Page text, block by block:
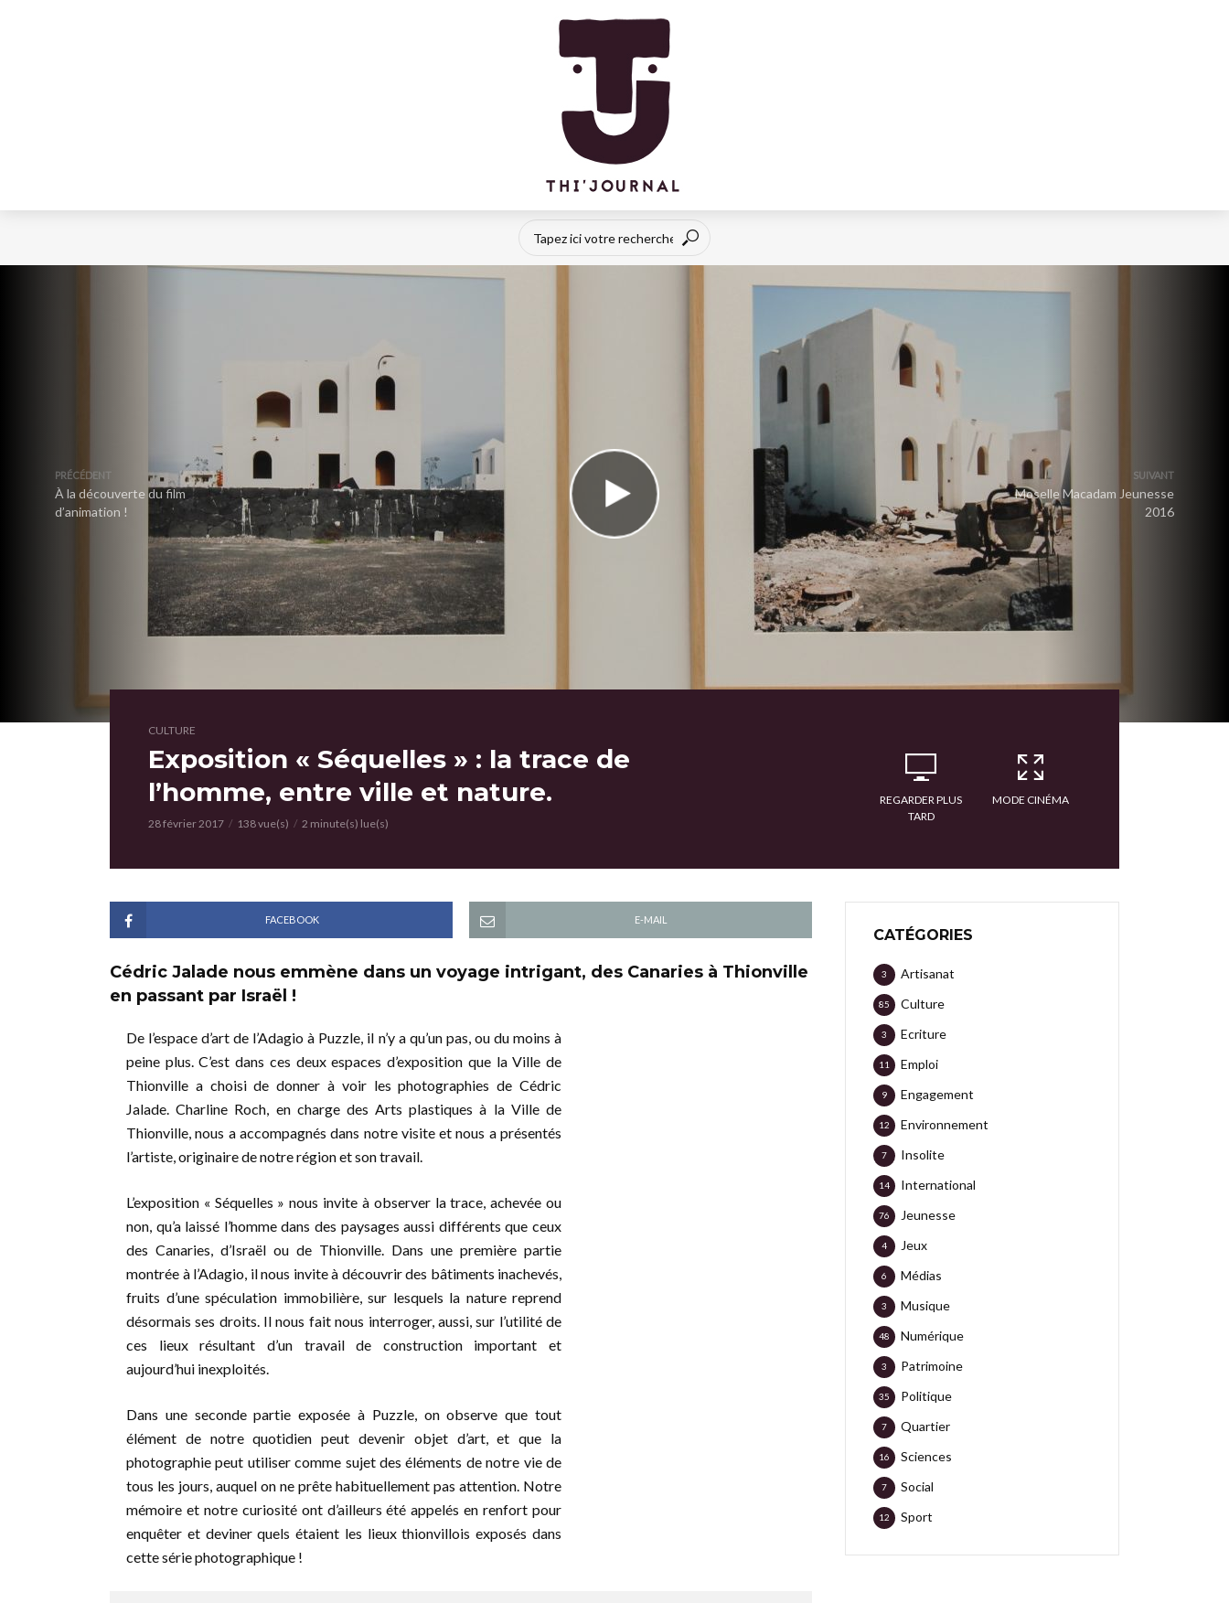
PRÉCÉDENT
À la découverte du film
d’animation !
SUIVANT
Moselle Macadam Jeunesse
2016
CULTURE
Exposition « Séquelles » : la trace de
l’homme, entre ville et nature.
28 février 2017 138 vue(s) 2 minute(s) lue(s)
REGARDER PLUS
TARD
MODE CINÉMA
FACEBOOK E-MAIL
Cédric Jalade nous emmène dans un voyage intrigant, des Canaries à Thionville
en passant par Israël !
De l’espace d’art de l’Adagio à Puzzle, il n’y a qu’un pas, ou du moins à
peine plus. C’est dans ces deux espaces d’exposition que la Ville de
Thionville a choisi de donner à voir les photographies de Cédric
Jalade. Charline Roch, en charge des Arts plastiques à la Ville de
Thionville, nous a accompagnés dans notre visite et nous a présentés
l’artiste, originaire de notre région et son travail.
L’exposition « Séquelles » nous invite à observer la trace, achevée ou
non, qu’a laissé l’homme dans des paysages aussi différents que ceux
des Canaries, d’Israël ou de Thionville. Dans une première partie
montrée à l’Adagio, il nous invite à découvrir des bâtiments inachevés,
fruits d’une spéculation immobilière, sur lesquels la nature reprend
désormais ses droits. Il nous fait nous interroger, aussi, sur l’utilité de
ces lieux résultant d’un travail de construction important et
aujourd’hui inexploités.
Dans une seconde partie exposée à Puzzle, on observe que tout
élément de notre quotidien peut devenir objet d’art, et que la
photographie peut utiliser comme sujet des éléments de notre vie de
tous les jours, auquel on ne prête habituellement pas attention. Notre
mémoire et notre curiosité ont d’ailleurs été appelés en renfort pour
enquêter et deviner quels étaient les lieux thionvillois exposés dans
cette série photographique !
CATÉGORIES
Artisanat
3
Culture
85
Ecriture
3
Emploi
11
Engagement
9
Environnement
12
Insolite
7
International
14
Jeunesse
76
Jeux
4
Médias
6
Musique
3
Numérique
48
Patrimoine
3
Politique
35
Quartier
7
Sciences
16
Social
7
Sport
12